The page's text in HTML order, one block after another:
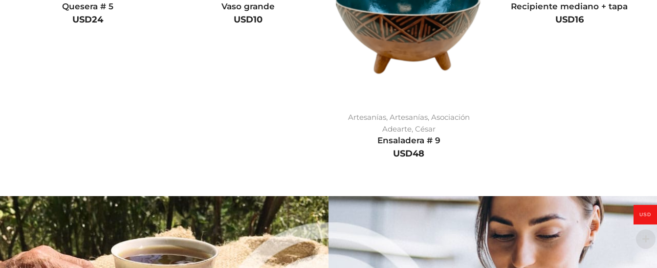
Quesera # 5
USD24
Vaso grande
USD10
Artesanías, Artesanías, Asociación
Adearte, César
Ensaladera # 9
USD48
Recipiente mediano + tapa
USD16
USD